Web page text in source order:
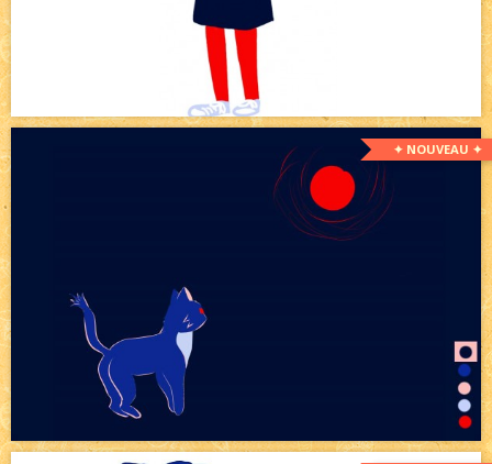
✦ NOUVEAU ✦